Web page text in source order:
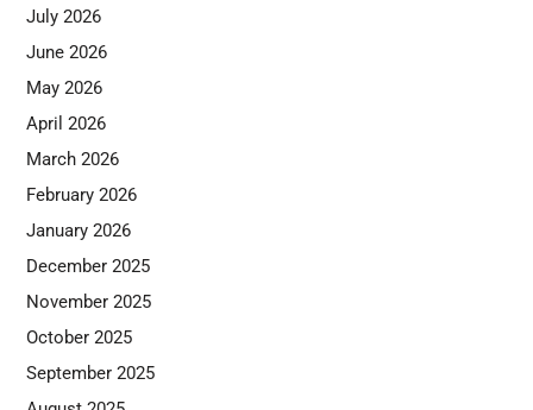
July 2026
June 2026
May 2026
April 2026
March 2026
February 2026
January 2026
December 2025
November 2025
October 2025
September 2025